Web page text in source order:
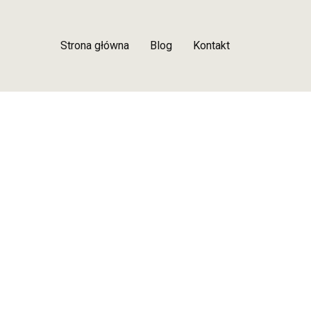
Strona główna Blog Kontakt